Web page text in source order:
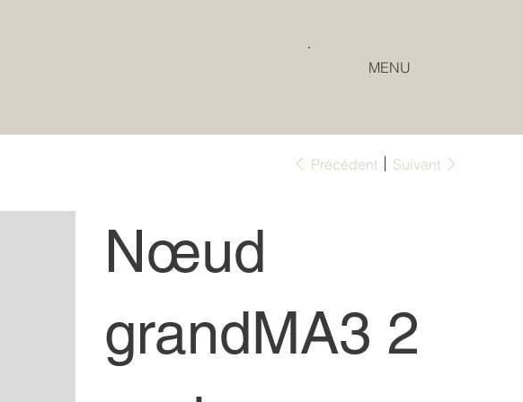
MENU
Précédent Suivant
Nœud
grandMA3 2